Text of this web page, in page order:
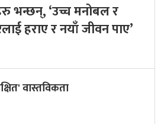
भन्छन्, ‘उच्च मनोबल र
हराए र नयाँ जीवन पाए’
वास्तविकता